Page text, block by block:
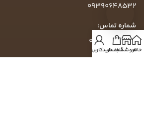
09390648532
شماره تماس:
09304049099
ساعت پاسخگویی:
خانهفروشگاهسبد خرید
حساب کاربری من